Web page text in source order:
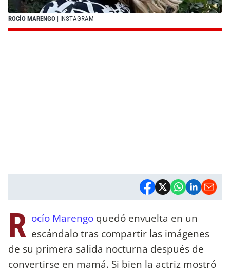
ROCÍO MARENGO | INSTAGRAM
R ocío Marengo quedó envuelta en un
escándalo tras compartir las imágenes
de su primera salida nocturna después de
convertirse en mamá. Si bien la actriz mostró